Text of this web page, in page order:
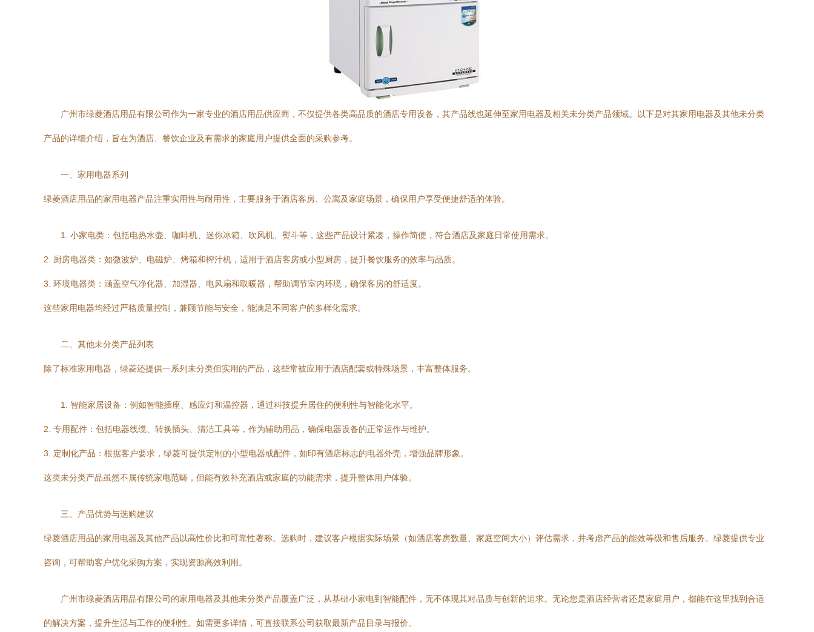
广州市绿菱酒店用品有限公司作为一家专业的酒店用品供应商，不仅提供各类高品质的酒店专用设备，其产品线也延伸至家用电器及相关未分类产品领域。以下是对其家用电器及其他未分类
产品的详细介绍，旨在为酒店、餐饮企业及有需求的家庭用户提供全面的采购参考。
一、家用电器系列
绿菱酒店用品的家用电器产品注重实用性与耐用性，主要服务于酒店客房、公寓及家庭场景，确保用户享受便捷舒适的体验。
1. 小家电类：包括电热水壶、咖啡机、迷你冰箱、吹风机、熨斗等，这些产品设计紧凑，操作简便，符合酒店及家庭日常使用需求。
2. 厨房电器类：如微波炉、电磁炉、烤箱和榨汁机，适用于酒店客房或小型厨房，提升餐饮服务的效率与品质。
3. 环境电器类：涵盖空气净化器、加湿器、电风扇和取暖器，帮助调节室内环境，确保客房的舒适度。
这些家用电器均经过严格质量控制，兼顾节能与安全，能满足不同客户的多样化需求。
二、其他未分类产品列表
除了标准家用电器，绿菱还提供一系列未分类但实用的产品，这些常被应用于酒店配套或特殊场景，丰富整体服务。
1. 智能家居设备：例如智能插座、感应灯和温控器，通过科技提升居住的便利性与智能化水平。
2. 专用配件：包括电器线缆、转换插头、清洁工具等，作为辅助用品，确保电器设备的正常运作与维护。
3. 定制化产品：根据客户要求，绿菱可提供定制的小型电器或配件，如印有酒店标志的电器外壳，增强品牌形象。
这类未分类产品虽然不属传统家电范畴，但能有效补充酒店或家庭的功能需求，提升整体用户体验。
三、产品优势与选购建议
绿菱酒店用品的家用电器及其他产品以高性价比和可靠性著称。选购时，建议客户根据实际场景（如酒店客房数量、家庭空间大小）评估需求，并考虑产品的能效等级和售后服务。绿菱提供专业
咨询，可帮助客户优化采购方案，实现资源高效利用。
广州市绿菱酒店用品有限公司的家用电器及其他未分类产品覆盖广泛，从基础小家电到智能配件，无不体现其对品质与创新的追求。无论您是酒店经营者还是家庭用户，都能在这里找到合适
的解决方案，提升生活与工作的便利性。如需更多详情，可直接联系公司获取最新产品目录与报价。